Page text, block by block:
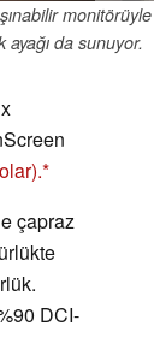
monitörüyle
da sunuyor.
çapraz
DCI-